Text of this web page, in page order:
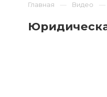
Главная Видео